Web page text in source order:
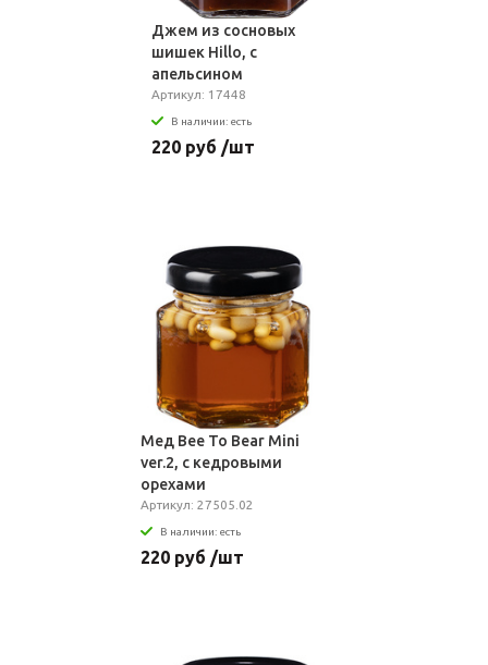
Джем из сосновых
шишек Hillo, с
апельсином
Артикул: 17448
В наличии: есть
220 руб /шт
Мед Bee To Bear Mini
ver.2, с кедровыми
орехами
Артикул: 27505.02
В наличии: есть
220 руб /шт